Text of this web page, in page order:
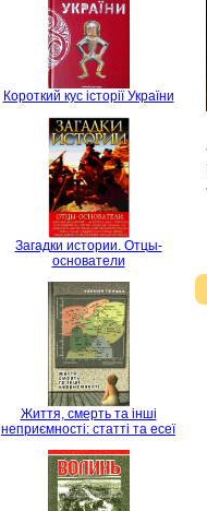
Короткий кус історії України
Загадки истории. Отцы-
основатели
Життя, смерть та інші
неприємності: статті та есеї